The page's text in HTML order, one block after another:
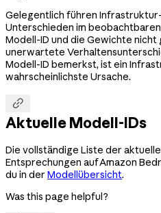
Gelegentlich führen
Unterschieden im
Modell-ID und die Gewichte nicht
unerwartete
Modell-ID bemerkst, ist ein
wahrscheinlichste Ursache.

Aktuelle Modell-IDs
Die vollständige Liste der
Entsprechungen auf Amazon
du in der Modellübersicht.
Was this page helpful?